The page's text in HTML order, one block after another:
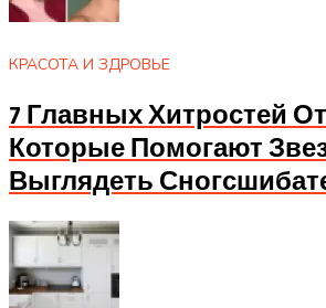
КРАСОТА И ЗДРОВЬЕ
7 Главных Хитростей
Которые Помогают
Выглядеть